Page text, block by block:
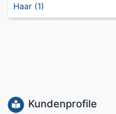
Haar (1)
Kundenprofile